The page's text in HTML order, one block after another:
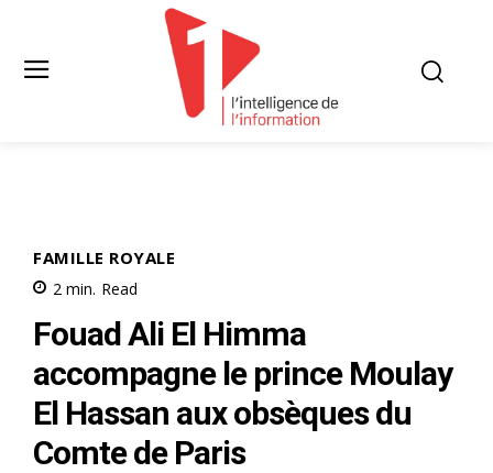
FAMILLE ROYALE
2 min. Read
Fouad Ali El Himma
accompagne le prince Moulay
El Hassan aux obsèques du
Comte de Paris